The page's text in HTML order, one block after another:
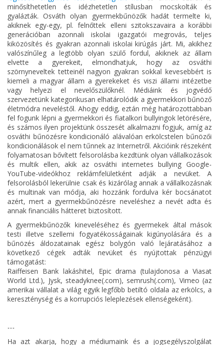
minősíthetetlen és idézhetetlen stílusban mocskolták és
gyalázták. Osváth olyan gyermekbűnözők hadát termelte ki,
akiknek egy-egy, pl. felnőttek elleni szitokszavaira a korábbi
generációban azonnali iskolai igazgatói megrovás, teljes
kiközösítés és gyakran azonnali iskolai kirúgás járt. Mi, akikhez
valószínűleg a legtöbb olyan szülő fordul, akiknek az állam
elvette a gyerekeit, elmondhatjuk, hogy az osváthi
szörnyneveltek tetteinél nagyon gyakran sokkal kevesebbért is
kiemeli a magyar állam a gyerekeket és viszi állami intézetbe
vagy helyezi el nevelőszülőknél. Médiáink és jogvédő
szervezetünk kategorikusan elhatárolódik a gyermekkori bűnöző
életmódra neveléstől. Ahogy eddig, eztán még határozottabban
fel fogunk lépni a gyermekkori és fiatalkori bullyingok letörésére,
és számos ilyen projektünk összesét alkalmazni fogjuk, amíg az
osváthi bűnözésre kondicionáló alávalóan erkölcstelen bűnözői
kondicionálások el nem tűnnek az Internetről. Akcióink részeként
folyamatosan bővített felsorolásba kezdtünk olyan vállalkozások
és multik ellen, akik az osváthi internetes bullying Google-
YouTube-videókhoz reklámfelületként adják a nevüket. A
felsorolásból lekerülnie csak és kizárólag annak a vállalkozásnak
és multinak van módja, aki hozzánk fordulva kér bocsánatot
azért, mert a gyermekbűnözésre neveléshez a nevét adta és
annak financiális hátteret biztosított.
A gyermekbűnözők kineveléséhez és gyermekek által mások
testi illetve szellemi fogyatékosságainak kigúnyolására és a
bűnözés áldozatainak egész bolygón való lejáratásához a
következő cégek adták nevüket és nyújtottak pénzügyi
támogatást:
Raiffeisen Bank lakáshitel, Epic drama (tulajdonosa a Viasat
World Ltd.), Jysk, steadyknee(.com), semrush(.com), Vimeo (az
amerikai vállalat a világ egyik legfőbb betiltó oldala az erkölcs, a
kereszténység és a korrupciós leleplezések ellenségeként).
---
Ha azt akarja, hogy a médiumaink és a jogsegélyszolgálat